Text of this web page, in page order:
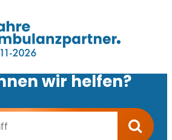
wir helfen?